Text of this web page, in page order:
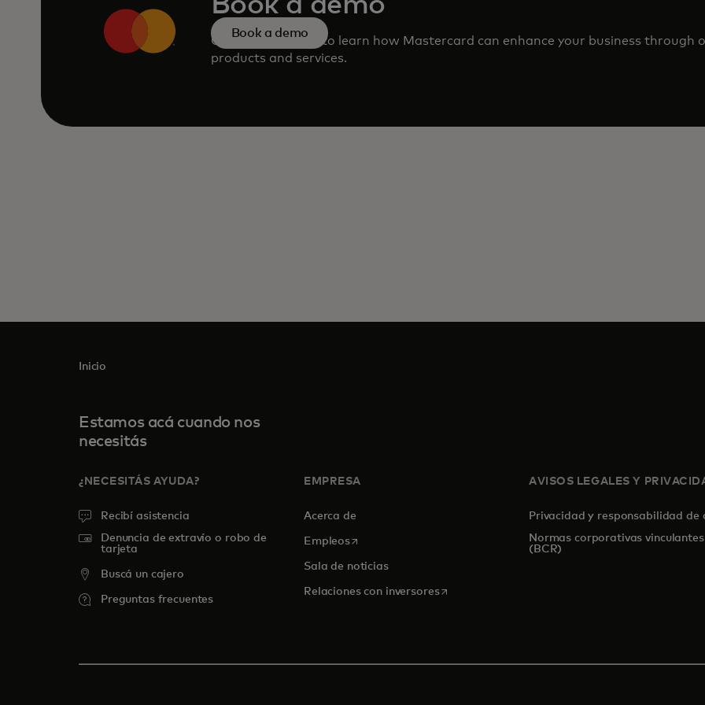
Consult our team to learn how Mastercard can enhance your business through
products and services.
Book a demo
Inicio
Estamos acá cuando nos
necesitás
¿NECESITÁS AYUDA?
Recibí asistencia
Denuncia de extravío o robo de
tarjeta
Buscá un cajero
Preguntas frecuentes
EMPRESA
Acerca de
Empleosse abre en una pestaña nueva
Sala de noticias
Relaciones con inversoresse abre en una pestaña nueva
AVISOS LEGALES Y
Privacidad y responsabilidad de
Normas corporativas vinculantes
(BCR)